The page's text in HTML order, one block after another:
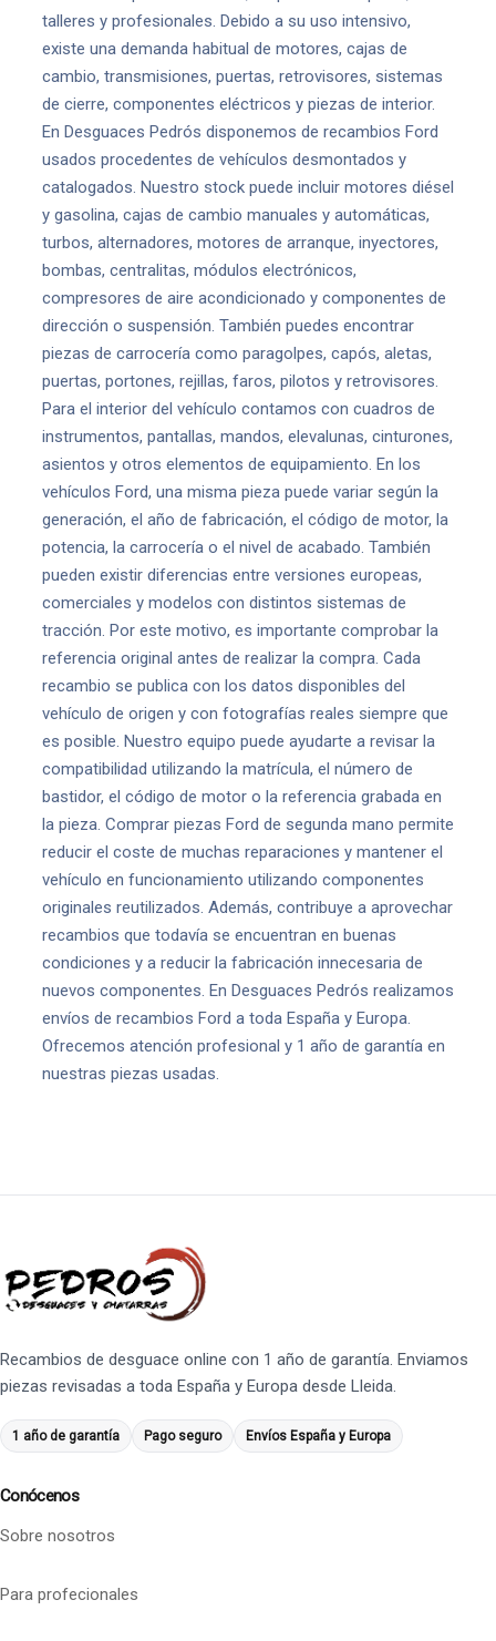
talleres y profesionales. Debido a su uso intensivo,
existe una demanda habitual de motores, cajas de
cambio, transmisiones, puertas, retrovisores, sistemas
de cierre, componentes eléctricos y piezas de interior.
En Desguaces Pedrós disponemos de recambios Ford
usados procedentes de vehículos desmontados y
catalogados. Nuestro stock puede incluir motores diésel
y gasolina, cajas de cambio manuales y automáticas,
turbos, alternadores, motores de arranque, inyectores,
bombas, centralitas, módulos electrónicos,
compresores de aire acondicionado y componentes de
dirección o suspensión. También puedes encontrar
piezas de carrocería como paragolpes, capós, aletas,
puertas, portones, rejillas, faros, pilotos y retrovisores.
Para el interior del vehículo contamos con cuadros de
instrumentos, pantallas, mandos, elevalunas, cinturones,
asientos y otros elementos de equipamiento. En los
vehículos Ford, una misma pieza puede variar según la
generación, el año de fabricación, el código de motor, la
potencia, la carrocería o el nivel de acabado. También
pueden existir diferencias entre versiones europeas,
comerciales y modelos con distintos sistemas de
tracción. Por este motivo, es importante comprobar la
referencia original antes de realizar la compra. Cada
recambio se publica con los datos disponibles del
vehículo de origen y con fotografías reales siempre que
es posible. Nuestro equipo puede ayudarte a revisar la
compatibilidad utilizando la matrícula, el número de
bastidor, el código de motor o la referencia grabada en
la pieza. Comprar piezas Ford de segunda mano permite
reducir el coste de muchas reparaciones y mantener el
vehículo en funcionamiento utilizando componentes
originales reutilizados. Además, contribuye a aprovechar
recambios que todavía se encuentran en buenas
condiciones y a reducir la fabricación innecesaria de
nuevos componentes. En Desguaces Pedrós realizamos
envíos de recambios Ford a toda España y Europa.
Ofrecemos atención profesional y 1 año de garantía en
nuestras piezas usadas.
Recambios de desguace online con 1 año de garantía. Enviamos
piezas revisadas a toda España y Europa desde Lleida.
1 año de garantía Pago seguro Envíos España y Europa
Conócenos
Sobre nosotros
Para profecionales